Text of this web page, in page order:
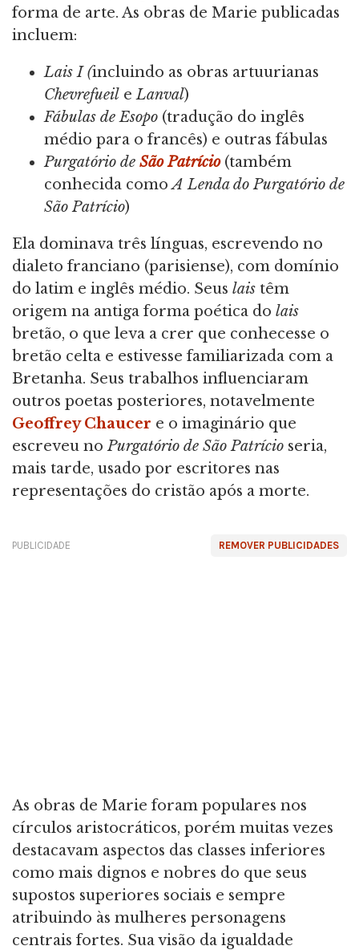
forma de arte. As obras de Marie publicadas
incluem:
Lais I (incluindo as obras artuurianas
Chevrefueil eLanval)
Fábulas de Esopo (tradução do inglês
médio para o francês) e outras fábulas
Purgatório de São Patrício (também
conhecida comoA Lenda do Purgatório de
São Patrício)
Ela dominava três línguas, escrevendo no
dialeto franciano (parisiense), com domínio
do latim e inglês médio. Seus lais têm
origem na antiga forma poética do lais
bretão, o que leva a crer que conhecesse o
bretão celta e estivesse familiarizada com a
Bretanha. Seus trabalhos influenciaram
outros poetas posteriores, notavelmente
Geoffrey Chaucer e o imaginário que
escreveu noPurgatório de São Patrício seria,
mais tarde, usado por escritores nas
representações do cristão após a morte.
REMOVER PUBLICIDADES
PUBLICIDADE
As obras de Marie foram populares nos
círculos aristocráticos, porém muitas vezes
destacavam aspectos das classes inferiores
como mais dignos e nobres do que seus
supostos superiores sociais e sempre
atribuindo às mulheres personagens
centrais fortes. Sua visão da igualdade